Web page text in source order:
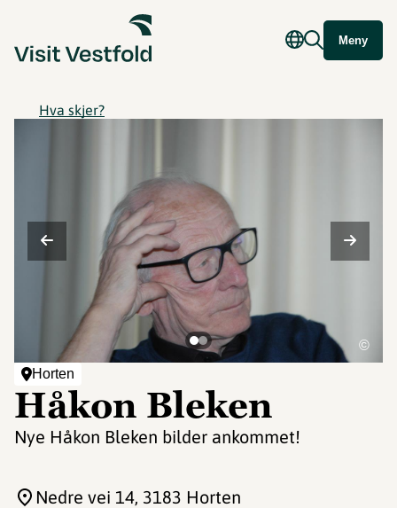
Meny
Hva skjer?
Horten
Håkon Bleken
Nye Håkon Bleken bilder ankommet!
©
Nedre vei 14, 3183 Horten